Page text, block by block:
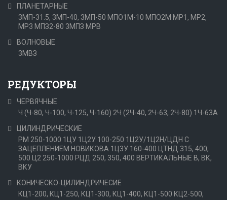
ПЛАНЕТАРНЫЕ
3МП-31.5, 3МП-40, 3МП-50 МПО1М-10 МПО2М МР1, МР2,
МР3 МПЗ2-80 3МПЗ МРВ
ВОЛНОВЫЕ
3МВЗ
РЕДУКТОРЫ
ЧЕРВЯЧНЫЕ
Ч (Ч-80, Ч-100, Ч-125, Ч-160) 2Ч (2Ч-40, 2Ч-63, 2Ч-80) 1Ч-63А
ЦИЛИНДРИЧЕСКИЕ
РМ 250-1000 1ЦУ 1Ц2У 100-250 1Ц2У/1Ц2Н/ЦДН С
ЗАЦЕПЛЕНИЕМ НОВИКОВА 1Ц3У 160-400 ЦТНД 315, 400,
500 Ц2 250-1000 РЦД 250, 350, 400 ВЕРТИКАЛЬНЫЕ В, ВК,
ВКУ
КОНИЧЕСКО-ЦИЛИНДРИЧЕСИЕ
КЦ1-200, КЦ1-250, КЦ1-300, КЦ1-400, КЦ1-500 КЦ2-500,